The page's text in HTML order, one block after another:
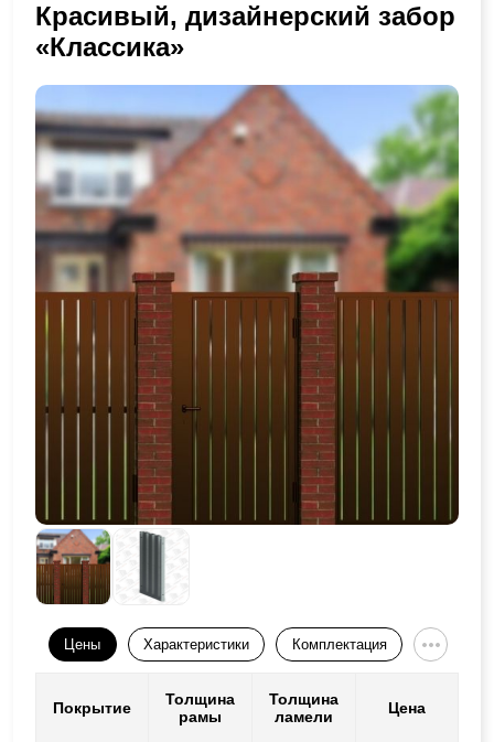
Красивый, дизайнерский забор
«Классика»
Цены Характеристики Комплектация
Покрытие
Толщина
рамы
Толщина
ламели
Цена